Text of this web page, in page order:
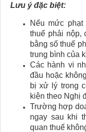
Lưu ý đặc biệt:
Nếu mức
thuế phải nộp,
bằng số thuế
trung bình của
Các hành vi
đầu hoặc
bị xử lý trong
kiện theo Nghị
Trường hợp
ngay sau khi
quan thuế